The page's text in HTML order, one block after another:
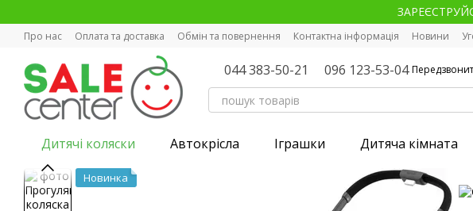
Про нас Оплата та доставка Обмін та повернення Контактна інформація Новини
044 383-50-21 096 123-53-04
Дитячі коляски Автокрісла Іграшки Дитяча кімната
Новинка